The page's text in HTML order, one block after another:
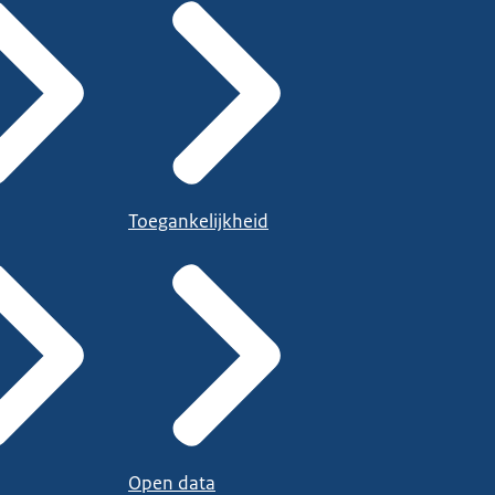
Toegankelijkheid
Open data